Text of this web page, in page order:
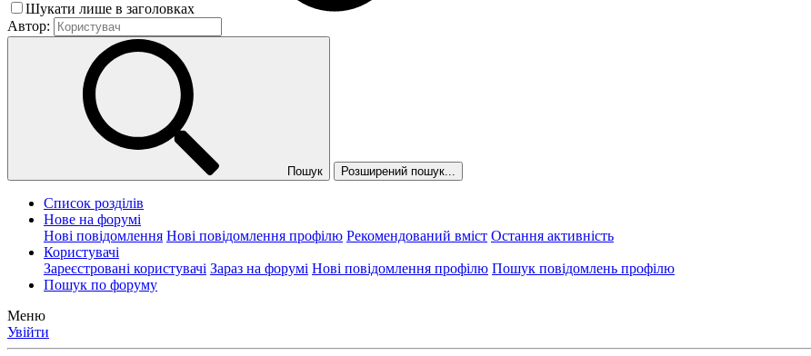
Шукати лише в заголовках
Автор:
Пошук Розширений пошук...
Список розділів
Нове на форумі
Нові повідомлення Нові повідомлення профілю Рекомендований вміст Остання активність
Користувачі
Зареєстровані користувачі Зараз на форумі Нові повідомлення профілю Пошук повідомлень профілю
Пошук по форуму
Меню
Увійти